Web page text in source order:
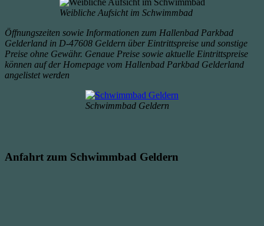
Weibliche Aufsicht im Schwimmbad
Öffnungszeiten sowie Informationen zum Hallenbad Parkbad
Gelderland in D-47608 Geldern über Eintrittspreise und sonstige
Preise ohne Gewähr. Genaue Preise sowie aktuelle Eintrittspreise
können auf der Homepage vom Hallenbad Parkbad Gelderland
angelistet werden
Schwimmbad Geldern
Anfahrt zum Schwimmbad Geldern